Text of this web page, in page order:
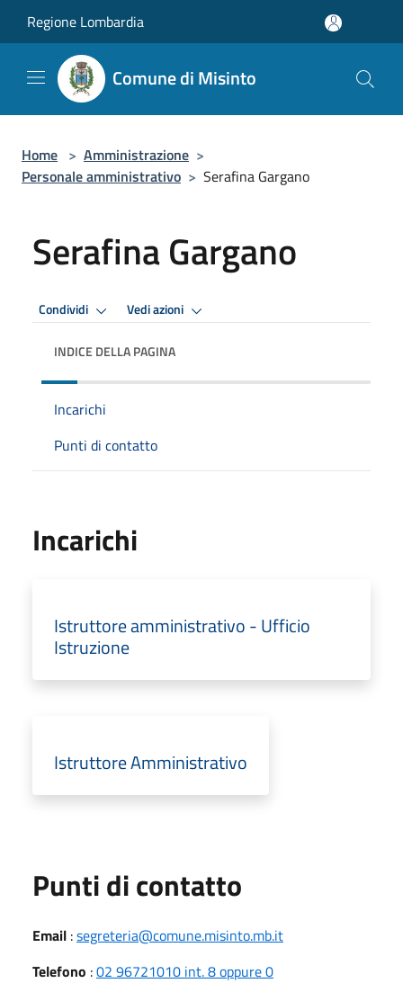
Regione Lombardia
Comune di Misinto
Home > Amministrazione >
Personale amministrativo > Serafina Gargano
Serafina Gargano
Condividi Vedi azioni
INDICE DELLA PAGINA
Incarichi
Punti di contatto
Incarichi
Istruttore amministrativo - Ufficio
Istruzione
Istruttore Amministrativo
Punti di contatto
Email :segreteria@comune.misinto.mb.it
Telefono :02 96721010 int. 8 oppure 0